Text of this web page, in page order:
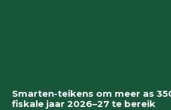
Smarten-teikens om meer as
fiskale jaar 2026–27 te bereik